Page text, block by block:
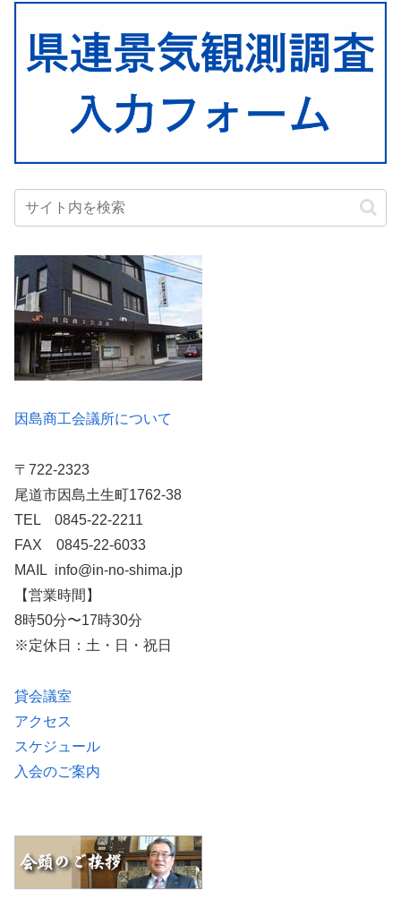
因島商工会議所について
〒722-2323
尾道市因島土生町1762-38
TEL 0845-22-2211
FAX 0845-22-6033
MAIL info@in-no-shima.jp
【営業時間】
8時50分〜17時30分
※定休日：土・日・祝日
貸会議室
アクセス
スケジュール
入会のご案内